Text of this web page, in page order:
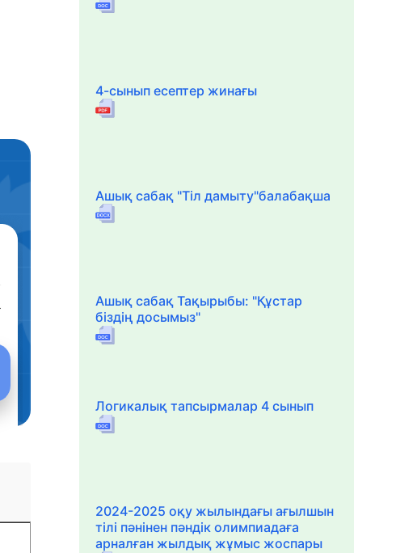
4-сынып есептер жинағы
Ашық сабақ "Тіл дамыту"балабақша
Ашық сабақ Тақырыбы: "Құстар
біздің досымыз"
Логикалық тапсырмалар 4 сынып
2024-2025 оқу жылындағы ағылшын
тілі пәнінен пәндік олимпиадаға
арналған жылдық жұмыс жоспары